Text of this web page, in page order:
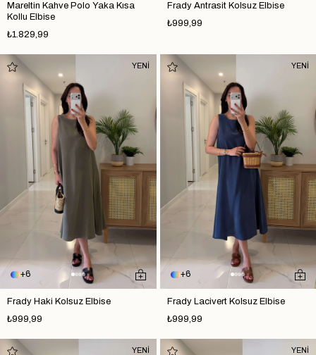
Mareltin Kahve Polo Yaka Kısa
Kollu Elbise
₺1.829,99
Frady Antrasit Kolsuz Elbise
₺999,99
6
Frady Haki Kolsuz Elbise
₺999,99
YENİ
6
Frady Lacivert Kolsuz Elbise
₺999,99
YENİ
YENİ YENİ